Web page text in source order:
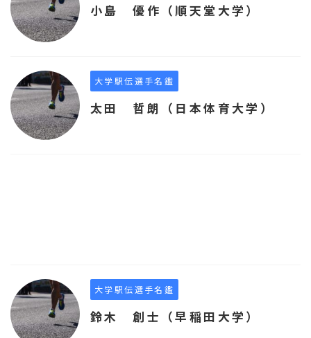
小島 優作（順天堂大学）
大学駅伝選手名鑑
太田 哲朗（日本体育大学）
大学駅伝選手名鑑
鈴木 創士（早稲田大学）